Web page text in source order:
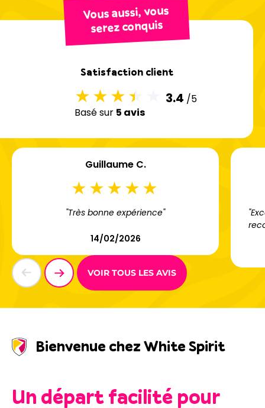
Vous aussi, vous
serez conquis
Satisfaction client
3.4 /5
Basé sur 5 avis
Guillaume C.
"Très bonne expérience"
14/02/2026
VOIR TOUS LES AVIS
Bienvenue chez White Spirit
Un départ facilité pour